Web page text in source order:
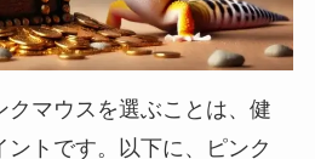
クマウスを選ぶことは、健
ントです。以下に、ピンク